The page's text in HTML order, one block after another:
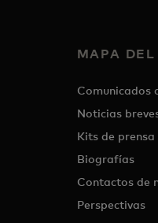
MAPA
Comunicados
Noticias
Kits de
Biografías
Contactos de
Perspectivas